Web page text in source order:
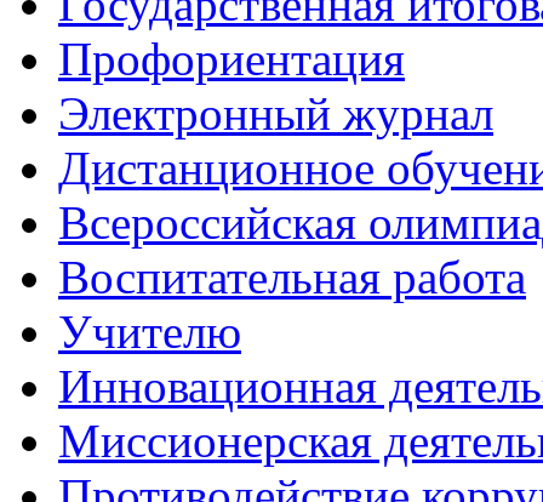
Профориентация
Электронный журнал
Дистанционное
Всероcсийская
Воспитательная работа
Учителю
Инновационная
Миссионерская